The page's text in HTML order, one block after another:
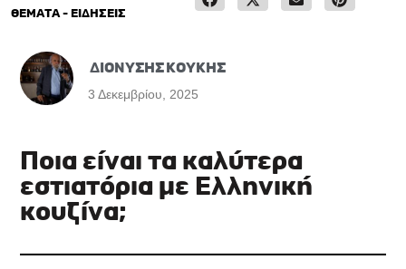
ΘΕΜΑΤΑ - ΕΙΔΗΣΕΙΣ
ΔΙΟΝΥΣΗΣ ΚΟΥΚΗΣ
3 Δεκεμβρίου, 2025
Ποια είναι τα καλύτερα
εστιατόρια με Ελληνική
κουζίνα;